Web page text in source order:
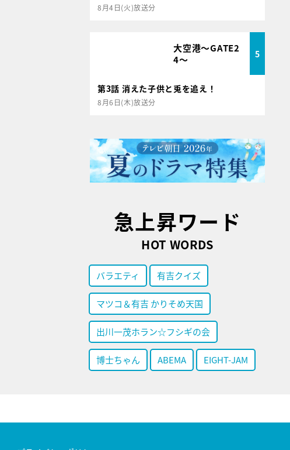
8月4日(火)放送分
大空港～GATE2
4～
5
第3話 消えた子供と兎を追え！
8月6日(木)放送分
急上昇ワード
HOT WORDS
バラエティ 有吉クイズ
マツコ＆有吉 かりそめ天国
出川一茂ホラン☆フシギの会
博士ちゃん ABEMA EIGHT-JAM